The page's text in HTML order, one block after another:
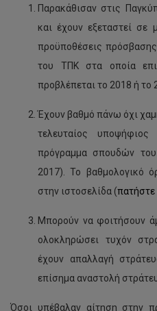
Παρακάθισαν στις
και έχουν εξεταστεί σε
προϋποθέσεις
του ΤΠΚ στα οποία
προβλέπεται το 2018 ή το
Έχουν βαθμό πάνω όχι
τελευταίος
πρόγραμμα σπουδών
2017). Το βαθμολογικό
στην ιστοσελίδα (
Μπορούν να φοιτήσουν
ολοκληρώσει τυχόν
έχουν απαλλαγή
επίσημα αναστολή
Όσοι υπέβαλαν αίτηση στην